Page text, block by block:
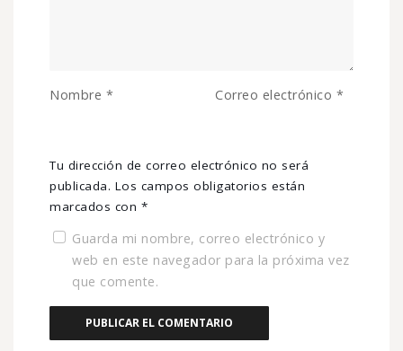
Tu dirección de correo electrónico no será
publicada. Los campos obligatorios están
marcados con *
Nombre * Correo electrónico *
Guarda mi nombre, correo electrónico y
web en este navegador para la próxima vez
que comente.